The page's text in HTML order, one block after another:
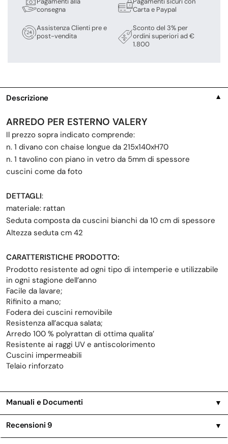
consegna
Assistenza Clienti pre e
post-vendita
Carta e Paypal
Sconto del 3% per
ordini superiori ad €
1.800
Descrizione ▼
ARREDO PER ESTERNO VALERY
Il prezzo sopra indicato comprende:
n. 1 divano con chaise longue da 215x140xH70
n. 1 tavolino con piano in vetro da 5mm di spessore
cuscini come da foto
DETTAGLI:
materiale: rattan
Seduta composta da cuscini bianchi da 10 cm di spessore
Altezza seduta cm 42
CARATTERISTICHE PRODOTTO:
Prodotto resistente ad ogni tipo di intemperie e utilizzabile
in ogni stagione dell’anno
Facile da lavare;
Rifinito a mano;
Fodera dei cuscini removibile
Resistenza all’acqua salata;
Arredo 100 % polyrattan di ottima qualita’
Resistente ai raggi UV e antiscolorimento
Cuscini impermeabili
Telaio rinforzato
Manuali e Documenti ▼
Recensioni 9 ▼